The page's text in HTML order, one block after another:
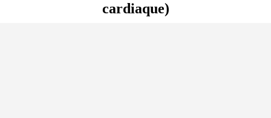
cardiaque)